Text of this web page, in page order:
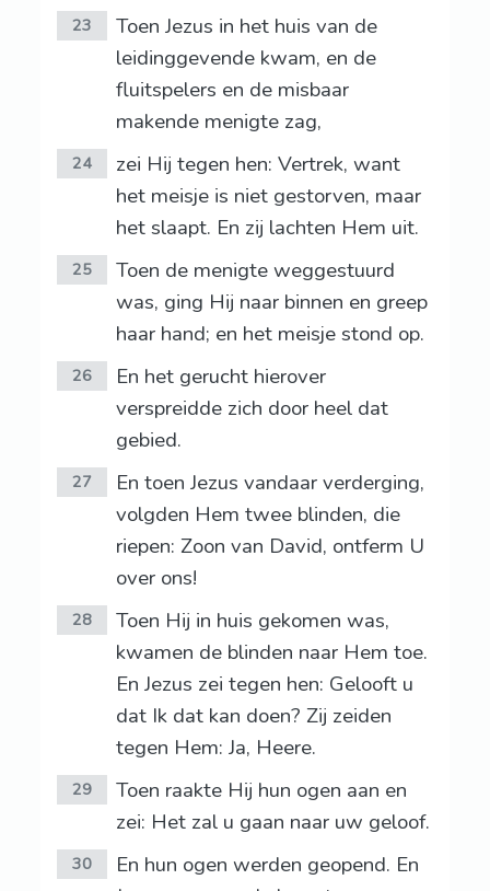
23
Toen Jezus in het huis van de
leidinggevende kwam, en de
fluitspelers en de misbaar
makende menigte zag,
24
zei Hij tegen hen: Vertrek, want
het meisje is niet gestorven, maar
het slaapt. En zij lachten Hem uit.
25
Toen de menigte weggestuurd
was, ging Hij naar binnen en greep
haar hand; en het meisje stond op.
26
En het gerucht hierover
verspreidde zich door heel dat
gebied.
27
En toen Jezus vandaar verderging,
volgden Hem twee blinden, die
riepen: Zoon van David, ontferm U
over ons!
28
Toen Hij in huis gekomen was,
kwamen de blinden naar Hem toe.
En Jezus zei tegen hen: Gelooft u
dat Ik dat kan doen? Zij zeiden
tegen Hem: Ja, Heere.
29
Toen raakte Hij hun ogen aan en
zei: Het zal u gaan naar uw geloof.
30
En hun ogen werden geopend. En